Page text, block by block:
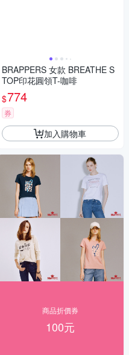
BRAPPERS 女款 BREATHE S
TOP印花圓領T-咖啡
$774
券
加入購物車
商品折價券
100元